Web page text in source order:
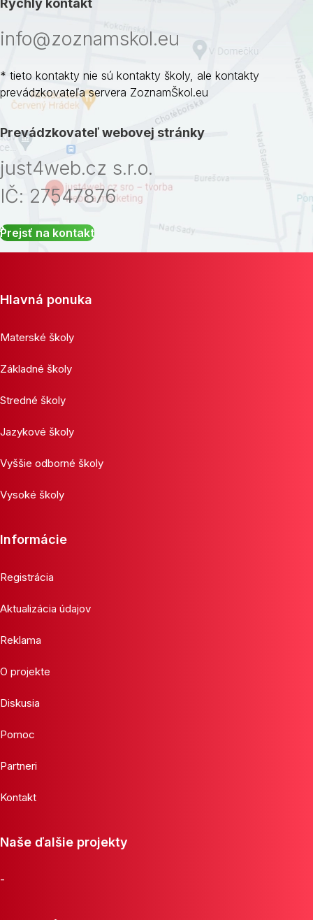
Rýchly kontakt
info@zoznamskol.eu
* tieto kontakty nie sú kontakty školy, ale kontakty
prevádzkovateľa servera ZoznamŠkol.eu
Prevádzkovateľ webovej stránky
just4web.cz s.r.o.
IČ: 27547876
Prejsť na kontakt
Hlavná ponuka
Materské školy
Základné školy
Stredné školy
Jazykové školy
Vyššie odborné školy
Vysoké školy
Informácie
Registrácia
Aktualizácia údajov
Reklama
O projekte
Diskusia
Pomoc
Partneri
Kontakt
Naše ďalšie projekty
-